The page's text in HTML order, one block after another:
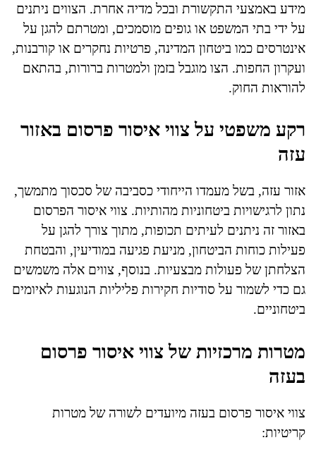
מידע באמצעי התקשורת ובכל מדיה אחרת. הצווים ניתנים
על ידי בתי המשפט או גופים מוסמכים, ומטרתם להגן על
אינטרסים כמו ביטחון המדינה, פרטיות נחקרים או קורבנות,
ועקרון החפות. הצו מוגבל בזמן ולמטרות ברורות, בהתאם
להוראות החוק.
רקע משפטי על צווי איסור פרסום באזור
עזה
אזור עזה, בשל מעמדו הייחודי כסביבה של סכסוך מתמשך,
נתון לרגישויות ביטחוניות מהותיות. צווי איסור הפרסום
באזור זה ניתנים לעיתים תכופות, מתוך צורך להגן על
פעילות כוחות הביטחון, מניעת פגיעה במודיעין, והבטחת
הצלחתן של פעולות מבצעיות. בנוסף, צווים אלה משמשים
גם כדי לשמור על סודיות חקירות פליליות הנוגעות לאיומים
ביטחוניים.
מטרות מרכזיות של צווי איסור פרסום
בעזה
צווי איסור פרסום בעזה מיועדים לשורה של מטרות
קריטיות: